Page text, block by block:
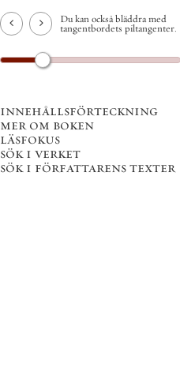
Du kan också bläddra med
tangentbordets piltangenter.
innehållsförteckning
mer om boken
läsfokus
sök i verket
sök i författarens texter